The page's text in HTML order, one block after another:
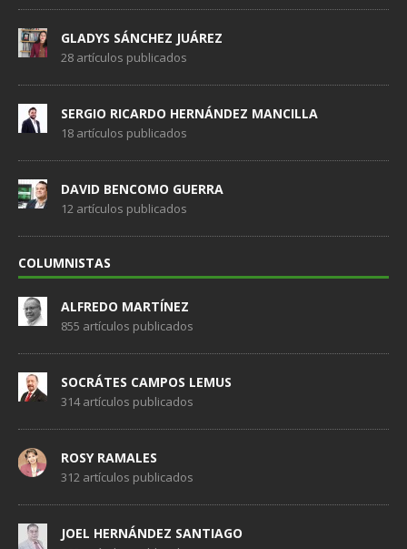
GLADYS SÁNCHEZ JUÁREZ
28 artículos publicados
SERGIO RICARDO HERNÁNDEZ MANCILLA
18 artículos publicados
DAVID BENCOMO GUERRA
12 artículos publicados
COLUMNISTAS
ALFREDO MARTÍNEZ
855 artículos publicados
SOCRÁTES CAMPOS LEMUS
314 artículos publicados
ROSY RAMALES
312 artículos publicados
JOEL HERNÁNDEZ SANTIAGO